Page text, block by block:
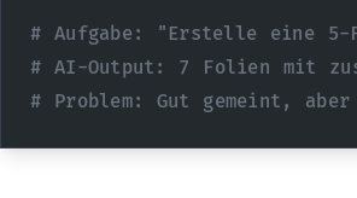
# Aufgabe: "Erstelle eine 5-
# AI-Output: 7 Folien mit
# Problem: Gut gemeint,